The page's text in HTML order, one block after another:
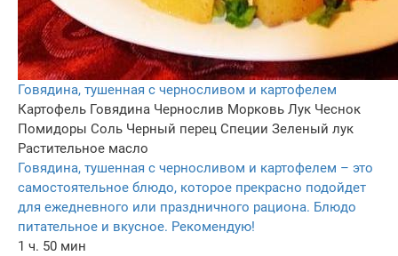
Говядина, тушенная с черносливом и картофелем
Картофель Говядина Чернослив Морковь Лук Чеснок
Помидоры Соль Черный перец Специи Зеленый лук
Растительное масло
Говядина, тушенная с черносливом и картофелем – это
самостоятельное блюдо, которое прекрасно подойдет
для ежедневного или праздничного рациона. Блюдо
питательное и вкусное. Рекомендую!
1 ч. 50 мин